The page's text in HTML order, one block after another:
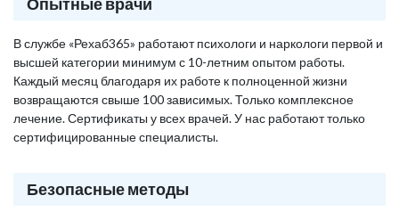
В службе «Рехаб365» работают психологи и наркологи первой и
высшей категории минимум с 10-летним опытом работы.
Каждый месяц благодаря их работе к полноценной жизни
возвращаются свыше 100 зависимых. Только комплексное
лечение. Сертификаты у всех врачей. У нас работают только
сертифицированные специалисты.
Безопасные методы